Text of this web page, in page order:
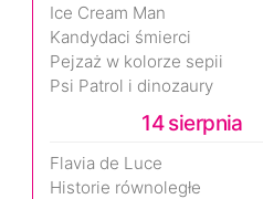
Ice Cream Man
Kandydaci śmierci
Pejzaż w kolorze sepii
Psi Patrol i dinozaury
14 sierpnia
Flavia de Luce
Historie równoległe